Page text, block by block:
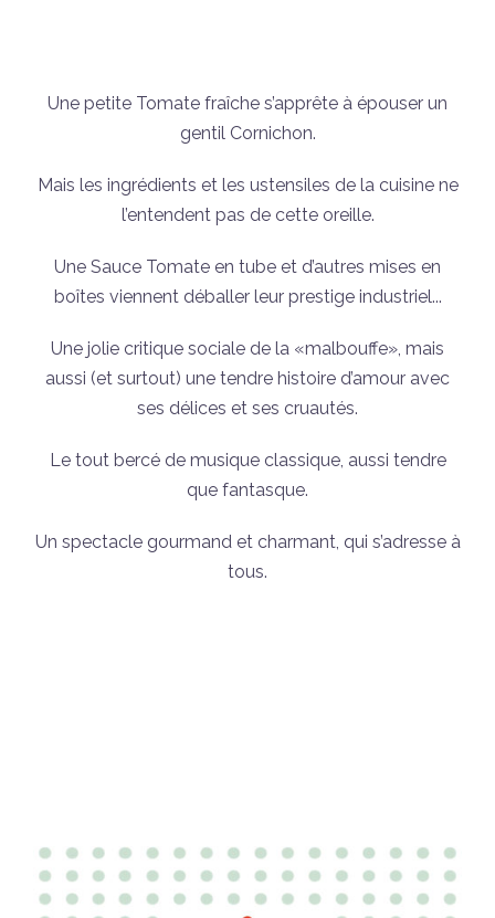
Une petite Tomate fraîche s’apprête à épouser un
gentil Cornichon.
Mais les ingrédients et les ustensiles de la cuisine ne
l’entendent pas de cette oreille.
Une Sauce Tomate en tube et d’autres mises en
boîtes viennent déballer leur prestige industriel...
Une jolie critique sociale de la «malbouffe», mais
aussi (et surtout) une tendre histoire d’amour avec
ses délices et ses cruautés.
Le tout bercé de musique classique, aussi tendre
que fantasque.
Un spectacle gourmand et charmant, qui s’adresse à
tous.